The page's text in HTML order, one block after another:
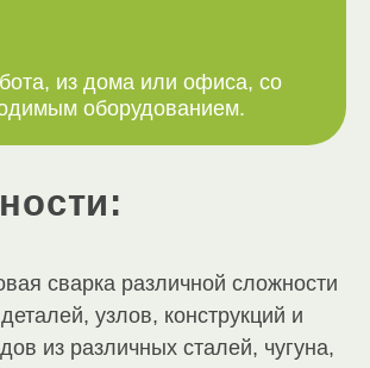
из дома или офиса, со
оборудованием.
сварка различной сложности
узлов, конструкций и
из различных сталей, чугуна,